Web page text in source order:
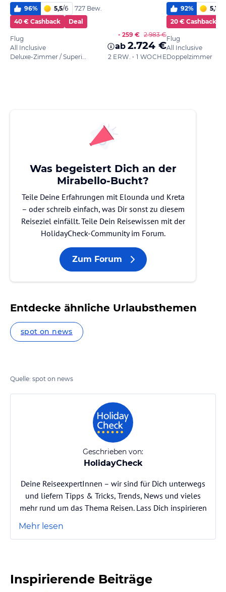
96% 5,5/6
727 Bew.
40 € Cashback
Deal
Flug
All Inclusive
- 259 € 2.983 €
ab 2.724 €
2 ERW. • 1 WOCHE
92% 5,1
20 € Cashback
Flug
All Inclusive
Doppelzimmer
Was begeistert Dich an der
Mirabello-Bucht?
Teile Deine Erfahrungen mit Elounda und Kreta
– oder schreib einfach, was Dir sonst zu diesem
Reiseziel einfällt. Teile Dein Reisewissen mit der
HolidayCheck-Community im Forum.
Zum Forum
Entdecke ähnliche Urlaubsthemen
spot on news
Quelle: spot on news
Geschrieben von:
HolidayCheck
Deine ReiseexpertInnen – wir sind für Dich unterwegs
und liefern Tipps & Tricks, Trends, News und vieles
mehr rund um das Thema Reisen. Lass Dich inspirieren
Mehr lesen
Inspirierende Beiträge